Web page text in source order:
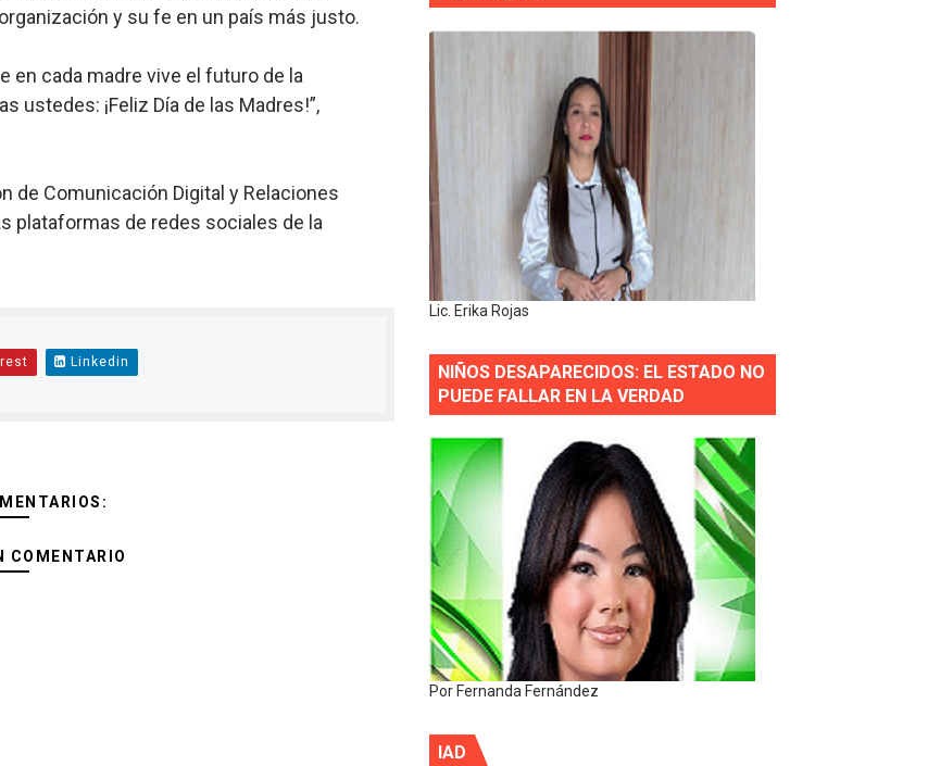
Ambiental 2.0”
y su fe en un país más justo.
en cada madre vive el futuro de la
ustedes: ¡Feliz Día de las Madres!”,
de Comunicación Digital y Relaciones
plataformas de redes sociales de la
Linkedin
COMENTARIO
Lic. Erika Rojas
NIÑOS DESAPARECIDOS: EL ESTADO NO
PUEDE FALLAR EN LA VERDAD
Por Fernanda Fernández
IAD